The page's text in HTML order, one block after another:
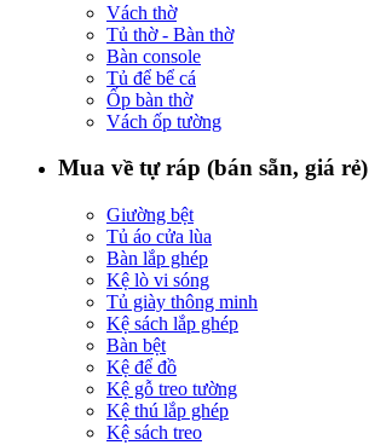
Vách thờ
Tủ thờ - Bàn thờ
Bàn console
Tủ để bể cá
Ốp bàn thờ
Vách ốp tường
Mua về tự ráp (bán sẵn, giá rẻ)
Giường bệt
Tủ áo cửa lùa
Bàn lắp ghép
Kệ lò vi sóng
Tủ giày thông minh
Kệ sách lắp ghép
Bàn bệt
Kệ để đồ
Kệ gỗ treo tường
Kệ thú lắp ghép
Kệ sách treo